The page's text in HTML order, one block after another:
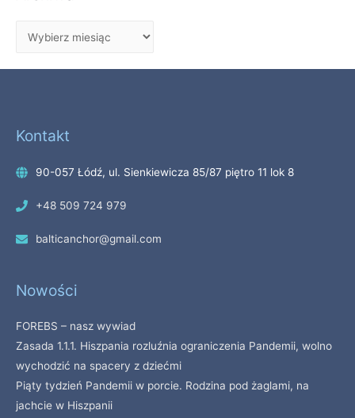
Kontakt
90-057 Łódź, ul. Sienkiewicza 85/87 piętro 11 lok 8
+48 509 724 979
balticanchor@gmail.com
Nowości
FOREBS – nasz wywiad
Zasada 1.1.1. Hiszpania rozluźnia ograniczenia Pandemii, wolno
wychodzić na spacery z dziećmi
Piąty tydzień Pandemii w porcie. Rodzina pod żaglami, na
jachcie w Hiszpanii